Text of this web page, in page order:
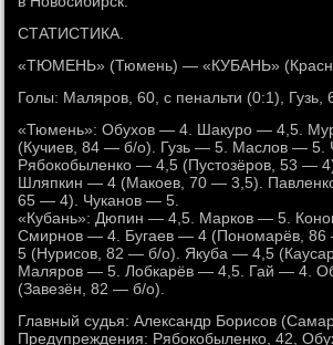
СТАТИСТИКА.
«ТЮМЕНЬ» (Тюмень) — «КУБАНЬ»
Голы: Маляров, 60, с пенальти (0:1), Гузь,
«Тюмень»: Обухов — 4. Шакуро — 4,5.
(Кучиев, 84 — б/о). Гузь — 5. Маслов — 5.
Рябокобыленко — 4,5 (Пустозёров, 53 —
Шляпкин — 4 (Макоев, 70 — 3,5).
65 — 4). Чуканов — 5.
«Кубань»: Дюпин — 4,5. Марков — 5.
Смирнов — 4. Бугаев — 4 (Пономарёв,
5 (Нурисов, 82 — б/о). Якуба — 4,5
Маляров — 5. Лобкарёв — 4,5. Гай — 4.
(Завезён, 82 — б/о).
Главный судья: Александр Борисов
Предупреждения: Рябокобыленко, 42,